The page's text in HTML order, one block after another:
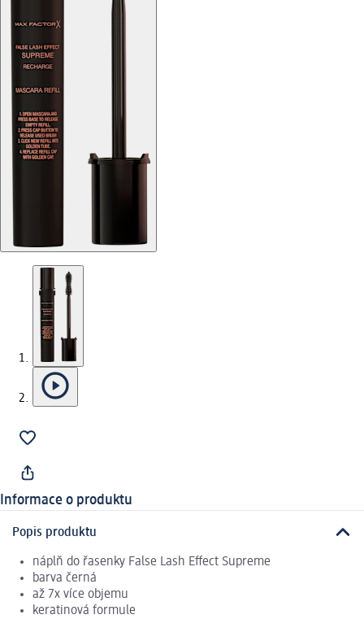
Informace o produktu
Popis produktu
náplň do řasenky False Lash Effect Supreme
barva černá
až 7x více objemu
keratinová formule